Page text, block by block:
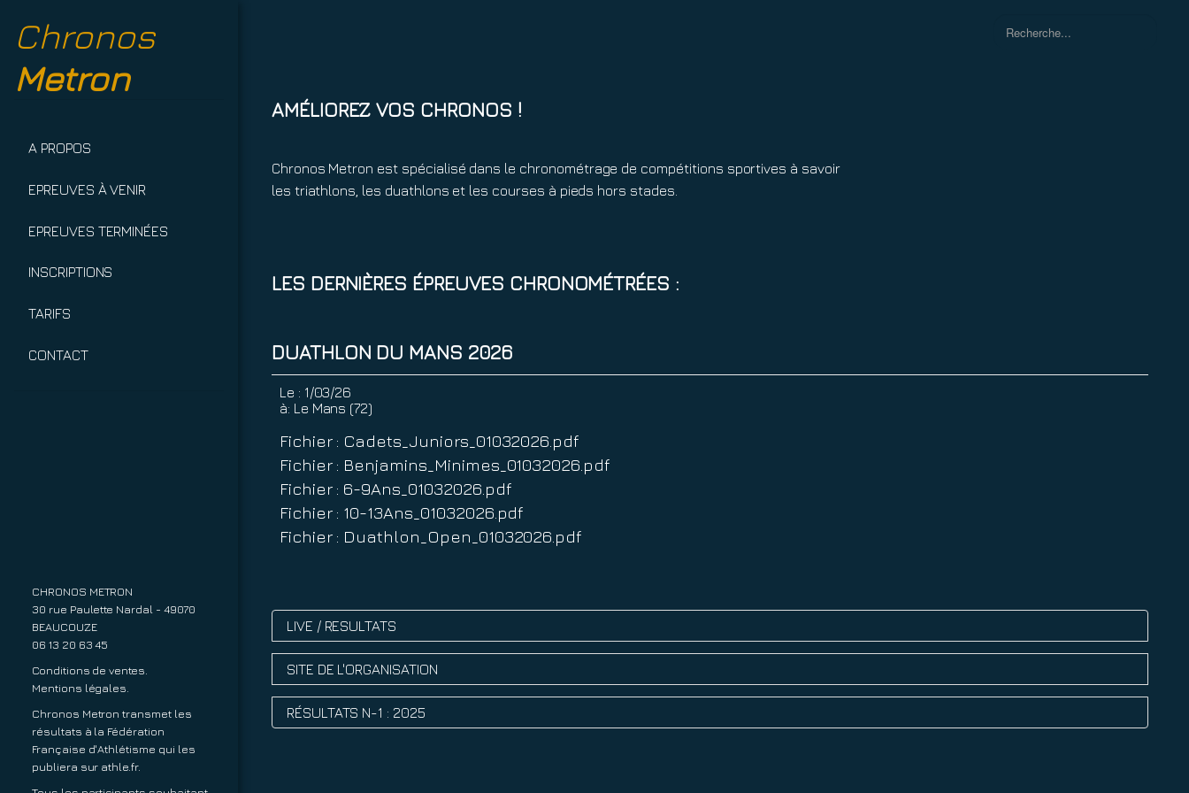
AMÉLIOREZ VOS CHRONOS !
Chronos Metron est spécialisé dans le chronométrage de compétitions sportives à savoir
les triathlons, les duathlons et les courses à pieds hors stades.
LES DERNIÈRES ÉPREUVES CHRONOMÉTRÉES :
DUATHLON DU MANS 2026
Le : 1/03/26
à: Le Mans (72)
Fichier : Cadets_Juniors_01032026.pdf
Fichier : Benjamins_Minimes_01032026.pdf
Fichier : 6-9Ans_01032026.pdf
Fichier : 10-13Ans_01032026.pdf
Fichier : Duathlon_Open_01032026.pdf
LIVE / RESULTATS
SITE DE L'ORGANISATION
RÉSULTATS N-1 : 2025
Chronos
Metron
A PROPOS
EPREUVES À VENIR
EPREUVES TERMINÉES
INSCRIPTIONS
TARIFS
CONTACT
CHRONOS METRON
30 rue Paulette Nardal - 49070
BEAUCOUZE
06 13 20 63 45
Conditions de ventes.
Mentions légales.
Chronos Metron transmet les
résultats à la Fédération
Française d'Athlétisme qui les
publiera sur athle.fr.